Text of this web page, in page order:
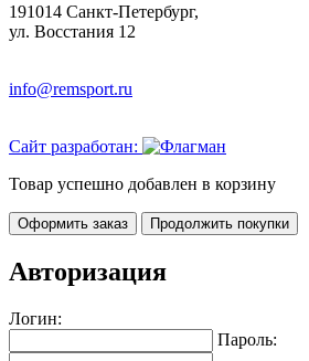
191014 Санкт-Петербург,
ул. Восстания 12
info@remsport.ru
Сайт разработан:
Товар успешно добавлен в корзину
Оформить заказ Продолжить покупки
Авторизация
Логин:
Пароль: